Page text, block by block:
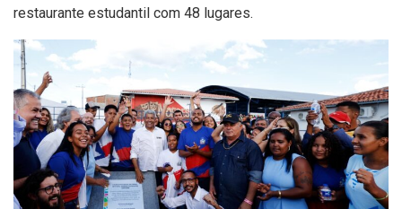
restaurante estudantil com 48 lugares.